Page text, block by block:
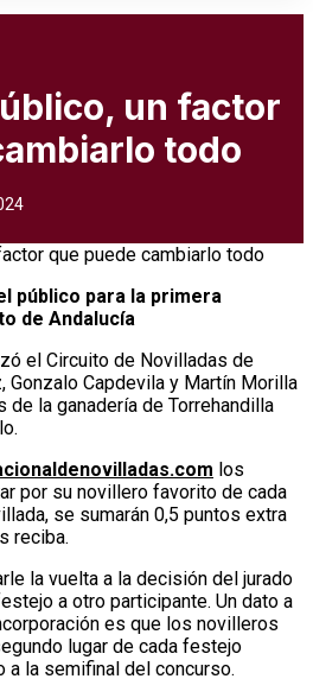
un factor
todo
público para la primera
de Andalucía
el Circuito de Novilladas de
Gonzalo Capdevila y Martín Morilla
la ganadería de Torrehandilla
los
por su novillero favorito de cada
se sumarán 0,5 puntos extra
reciba.
la vuelta a la decisión del jurado
a otro participante. Un dato a
es que los novilleros
lugar de cada festejo
la semifinal del concurso.